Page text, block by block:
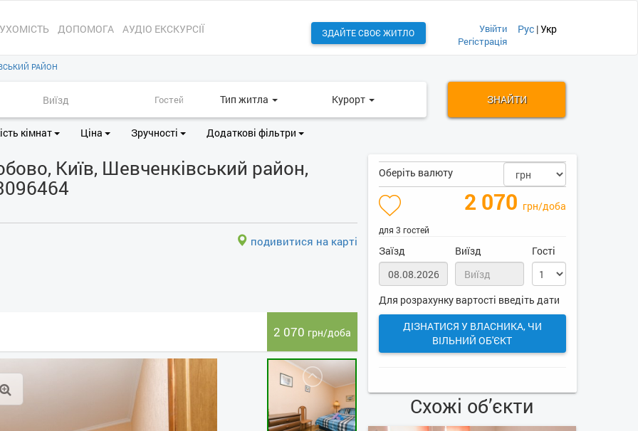
ДОПОМОГА АУДІО ЕКСКУРСІЇ ЗДАЙТЕ СВОЄ ЖИТЛО
Увійти
Регістрація
Рус |Укр
РАЙОН
Тип житла Курорт ЗНАЙТИ
кімнат Ціна Зручності Додаткові фільтри
Київ, Шевченківський район,
подивитися на карті
2 070 грн/доба
Оберіть валюту
2 070 грн/доба
для 3 гостей
Заїзд Виїзд Гості
Для розрахунку вартості введіть дати
ДІЗНАТИСЯ У ВЛАСНИКА, ЧИ
ВІЛЬНИЙ ОБ'ЄКТ
Схожі об’єкти